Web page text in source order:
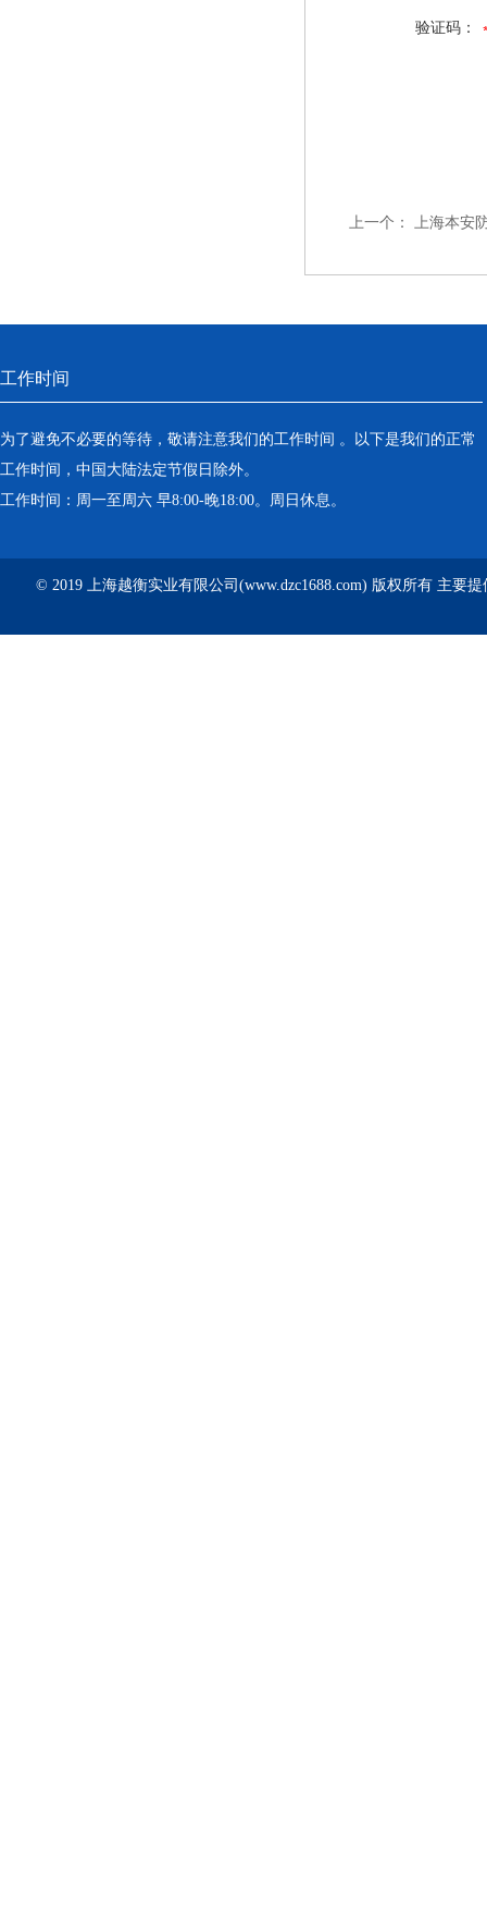
验证码：
上一个： 上海本安
工作时间
为了避免不必要的等待，敬请注意我们的工作时间 。以下是我们的正常
工作时间，中国大陆法定节假日除外。
工作时间：周一至周六 早8:00-晚18:00。周日休息。
© 2019 上海越衡实业有限公司(www.dzc1688.com) 版权所有 主要提